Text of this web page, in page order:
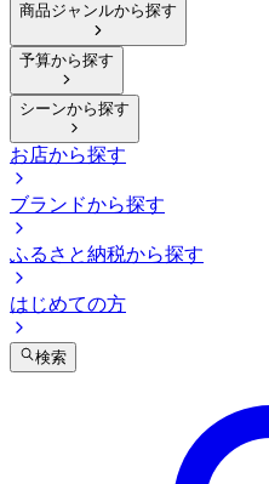
商品ジャンルから探す
予算から探す
シーンから探す
お店から探す
ブランドから探す
ふるさと納税から探す
はじめての方
検索